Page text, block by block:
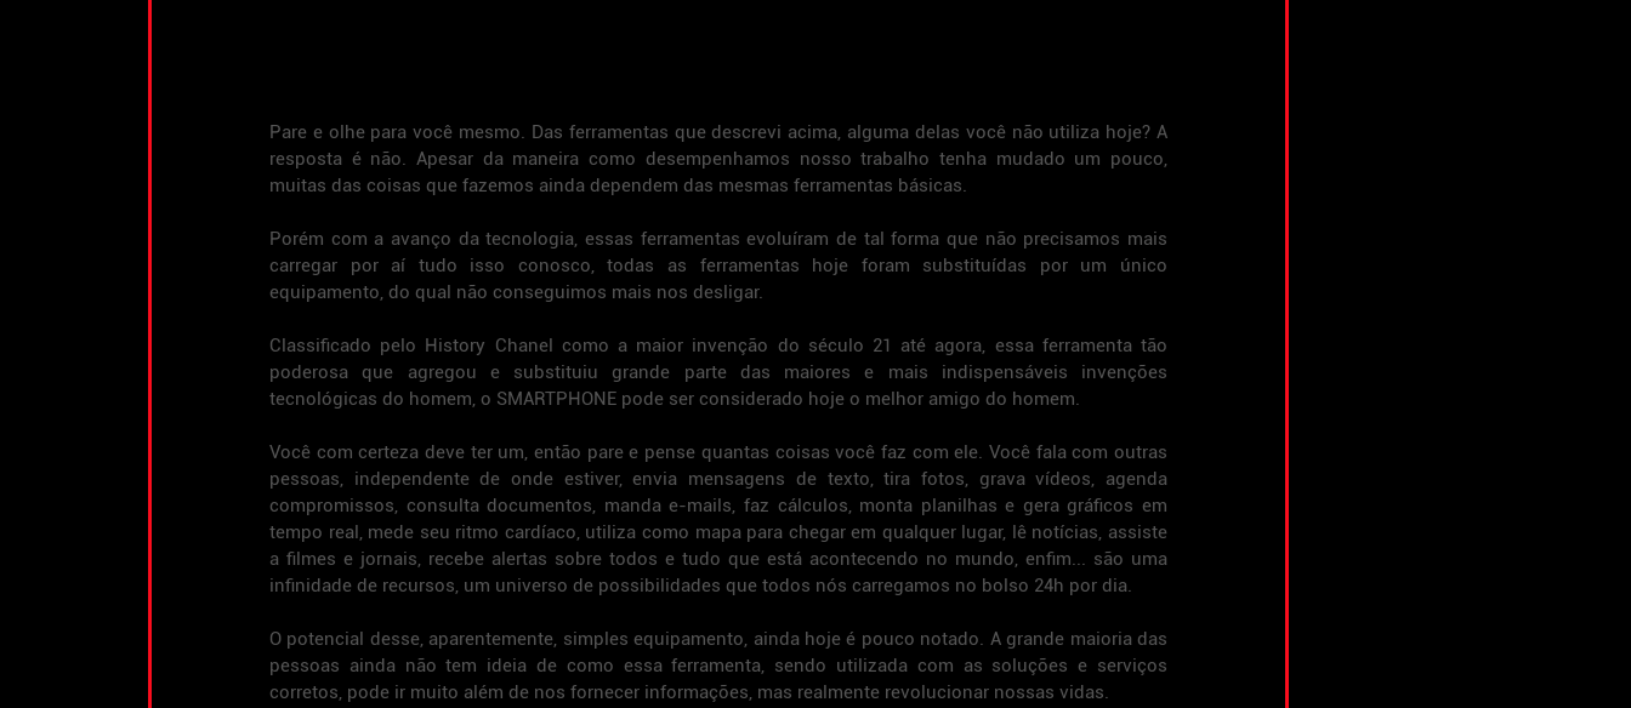
Pare e olhe para você mesmo. Das ferramentas que descrevi acima, alguma delas você não utiliza hoje? A
resposta é não. Apesar da maneira como desempenhamos nosso trabalho tenha mudado um pouco,
muitas das coisas que fazemos ainda dependem das mesmas ferramentas básicas.
Porém com a avanço da tecnologia, essas ferramentas evoluíram de tal forma que não precisamos mais
carregar por aí tudo isso conosco, todas as ferramentas hoje foram substituídas por um único
equipamento, do qual não conseguimos mais nos desligar.
Classificado pelo History Chanel como a maior invenção do século 21 até agora, essa ferramenta tão
poderosa que agregou e substituiu grande parte das maiores e mais indispensáveis invenções
tecnológicas do homem, o SMARTPHONE pode ser considerado hoje o melhor amigo do homem.
Você com certeza deve ter um, então pare e pense quantas coisas você faz com ele. Você fala com outras
pessoas, independente de onde estiver, envia mensagens de texto, tira fotos, grava vídeos, agenda
compromissos, consulta documentos, manda e-mails, faz cálculos, monta planilhas e gera gráficos em
tempo real, mede seu ritmo cardíaco, utiliza como mapa para chegar em qualquer lugar, lê notícias, assiste
a filmes e jornais, recebe alertas sobre todos e tudo que está acontecendo no mundo, enfim... são uma
infinidade de recursos, um universo de possibilidades que todos nós carregamos no bolso 24h por dia.
O potencial desse, aparentemente, simples equipamento, ainda hoje é pouco notado. A grande maioria das
pessoas ainda não tem ideia de como essa ferramenta, sendo utilizada com as soluções e serviços
corretos, pode ir muito além de nos fornecer informações, mas realmente revolucionar nossas vidas.